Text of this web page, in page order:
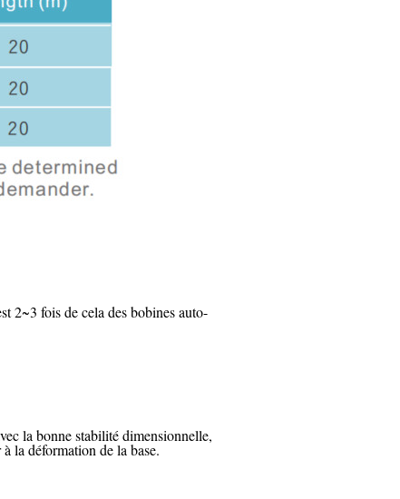
2~3 fois de cela des bobines auto-
la bonne stabilité dimensionnelle,
la déformation de la base.